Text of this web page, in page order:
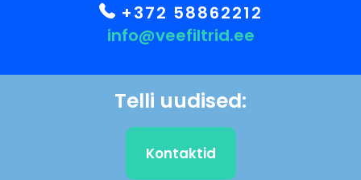
+372 58862212
info@veefiltrid.ee
Telli uudised:
Kontaktid